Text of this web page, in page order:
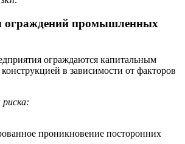
ограждений промышленных
ограждаются капитальным
в зависимости от факторов
проникновение посторонних